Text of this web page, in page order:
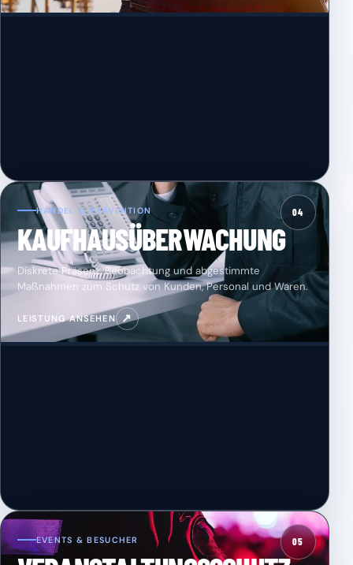
04
HANDEL & PRÄVENTION
KAUFHAUSÜBERWACHUNG
Diskrete Präsenz, Beobachtung und abgestimmte
Maßnahmen zum Schutz von Kunden, Personal und Waren.
LEISTUNG ANSEHEN ↗
05
EVENTS & BESUCHER